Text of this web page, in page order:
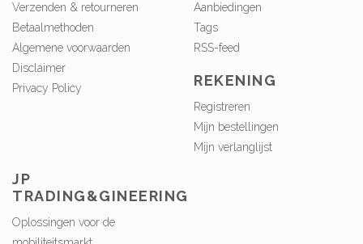
Verzenden & retourneren
Betaalmethoden
Algemene voorwaarden
Disclaimer
Privacy Policy
Aanbiedingen
Tags
RSS-feed
REKENING
Registreren
Mijn bestellingen
Mijn verlanglijst
JP
TRADING&GINEERING
Oplossingen voor de